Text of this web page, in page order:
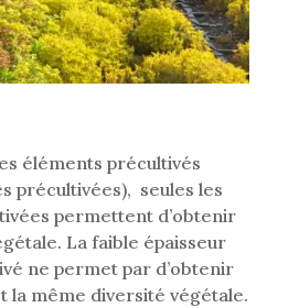
éléments précultivés
précultivées), seules les
permettent d’obtenir
La faible épaisseur
ne permet par d’obtenir
la même diversité végétale.